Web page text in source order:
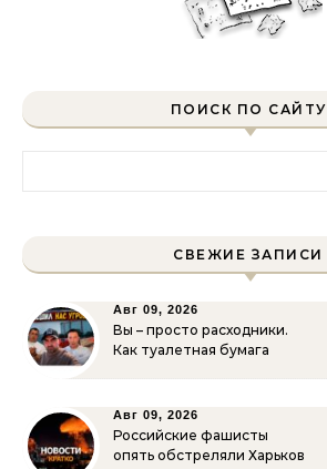
ПОИСК ПО САЙТУ
СВЕЖИЕ ЗАПИСИ
Авг 09, 2026
Вы – просто расходники.
Как туалетная бумага
Авг 09, 2026
Российские фашисты
опять обстреляли Харьков